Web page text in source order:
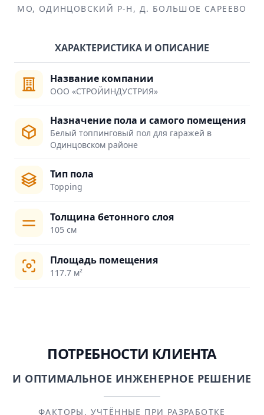
МО, ОДИНЦОВСКИЙ Р-Н, Д. БОЛЬШОЕ САРЕЕВО
ХАРАКТЕРИСТИКА И ОПИСАНИЕ
Название компании
ООО «СТРОЙИНДУСТРИЯ»
Назначение пола и самого помещения
Белый топпинговый пол для гаражей в
Одинцовском районе
Тип пола
Topping
Толщина бетонного слоя
105 см
Площадь помещения
117.7 м²
ПОТРЕБНОСТИ КЛИЕНТА
И ОПТИМАЛЬНОЕ ИНЖЕНЕРНОЕ РЕШЕНИЕ
ФАКТОРЫ, УЧТЁННЫЕ ПРИ РАЗРАБОТКЕ